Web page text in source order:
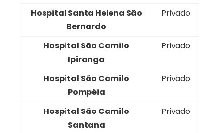
Hospital Santa Helena São
Bernardo
Privado
Hospital São Camilo
Ipiranga
Privado
Hospital São Camilo
Pompéia
Privado
Hospital São Camilo
Santana
Privado